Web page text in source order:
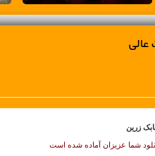
عالی
زرین
شما عزیزان آماده شده است